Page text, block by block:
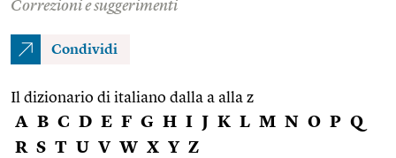
Correzioni e suggerimenti
Condividi
Il dizionario di italiano dalla a alla z
A B C D E F G H I J K L M N O P Q
R S T U V W X Y Z